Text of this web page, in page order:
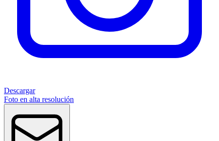
Descargar
Foto en alta resolución